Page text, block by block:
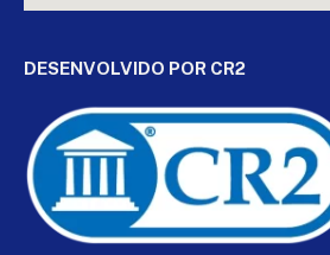
DESENVOLVIDO POR CR2